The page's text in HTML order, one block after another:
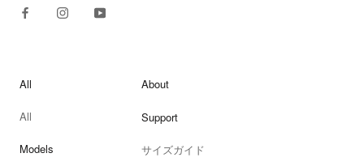
All
All
Models
About
Support
サイズガイド